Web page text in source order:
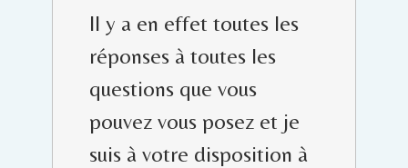
Il y a en effet toutes les
réponses à toutes les
questions que vous
pouvez vous posez et je
suis à votre disposition à